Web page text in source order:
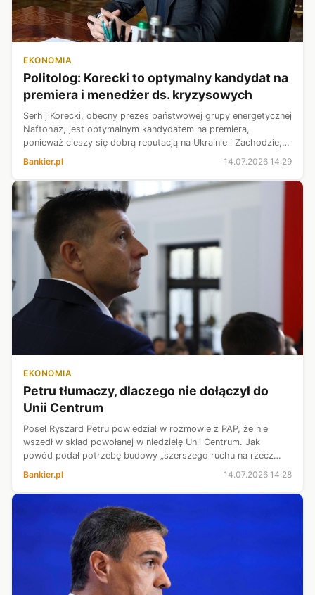
EKONOMIA
Politolog: Korecki to optymalny kandydat na
premiera i menedżer ds. kryzysowych
Serhij Korecki, obecny prezes państwowej grupy energetycznej
Naftohaz, jest optymalnym kandydatem na premiera,
ponieważ cieszy się dobrą reputacją na Ukrainie i Zachodzie,
na gospodarce i te...
Bankier.pl 14.07.2026 14:29
EKONOMIA
Petru tłumaczy, dlaczego nie dołączył do
Unii Centrum
Poseł Ryszard Petru powiedział w rozmowie z PAP, że nie
wszedł w skład powołanej w niedzielę Unii Centrum. Jak
powód podał potrzebę budowy „szerszego ruchu na rzecz
podmioty pozaparlamentar...
Bankier.pl 14.07.2026 14:28